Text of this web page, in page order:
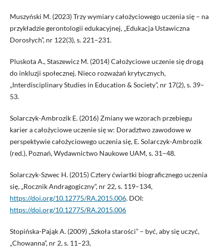
Muszyński M. (2023) Trzy wymiary całożyciowego uczenia się – na
przykładzie gerontologii edukacyjnej, „Edukacja Ustawiczna
Dorosłych”, nr 122(3), s. 221–231.
Pluskota A., Staszewicz M. (2014) Całożyciowe uczenie się drogą
do inkluzji społecznej. Nieco rozważań krytycznych,
„Interdisciplinary Studies in Education & Society”, nr 17(2), s. 39–
53.
Solarczyk-Ambrozik E. (2016) Zmiany we wzorach przebiegu
karier a całożyciowe uczenie się w: Doradztwo zawodowe w
perspektywie całożyciowego uczenia się, E. Solarczyk-Ambrozik
(red.), Poznań, Wydawnictwo Naukowe UAM, s. 31–48.
Solarczyk-Szwec H. (2015) Cztery ćwiartki biograficznego uczenia
się, „Rocznik Andragogiczny”, nr 22, s. 119–134,
https://doi.org/10.12775/RA.2015.006. DOI:
https://doi.org/10.12775/RA.2015.006
Stopińska-Pająk A. (2009) „Szkoła starości” – być, aby się uczyć,
„Chowanna”, nr 2, s. 11–23,